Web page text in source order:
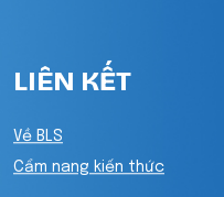
LIÊN KẾT
Về BLS
Cẩm nang kiến thức